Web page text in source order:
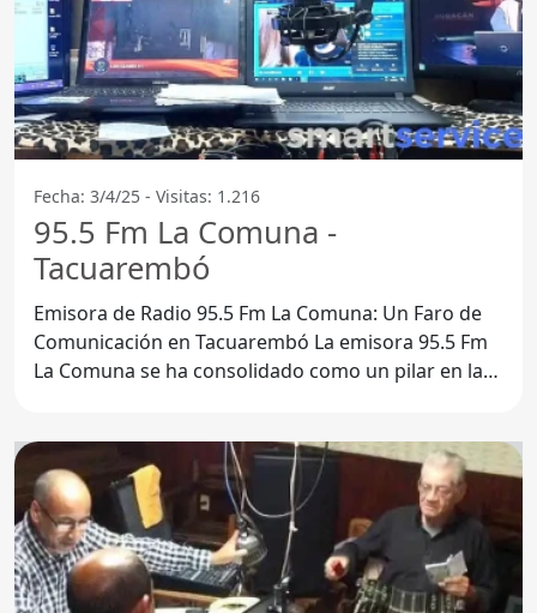
Fecha: 3/4/25 - Visitas: 1.216
95.5 Fm La Comuna -
Tacuarembó
Emisora de Radio 95.5 Fm La Comuna: Un Faro de
Comunicación en Tacuarembó La emisora 95.5 Fm
La Comuna se ha consolidado como un pilar en la